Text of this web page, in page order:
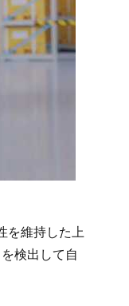
を維持した上
検出して自